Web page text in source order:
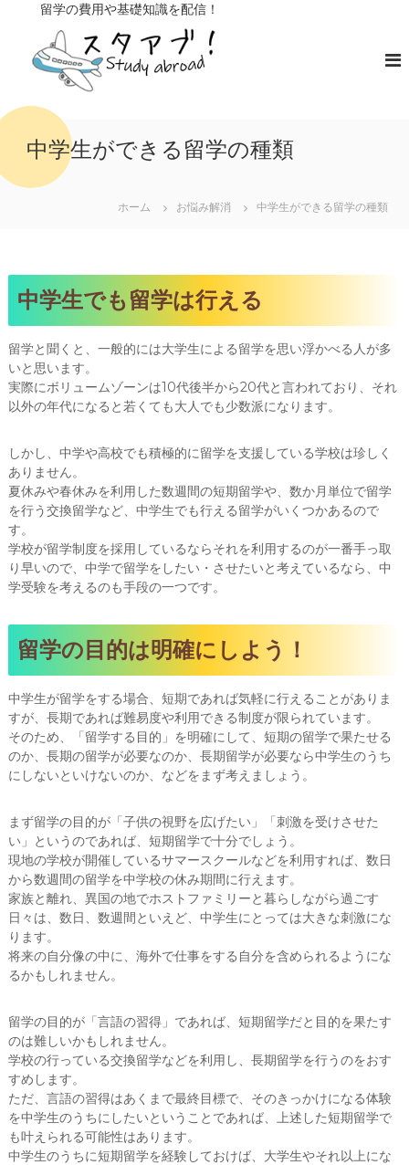
ス
プ
留学の費用や基礎知識を配信！
礎
知
配
中学生ができる留学の種類
ホーム お悩み解消 中学生ができる留学の種類
中学生でも留学は行える
留学と聞くと、一般的には大学生による留学を思い浮かべる人が多
いと思います。
実際にボリュームゾーンは10代後半から20代と言われており、それ
以外の年代になると若くても大人でも少数派になります。
しかし、中学や高校でも積極的に留学を支援している学校は珍しく
ありません。
夏休みや春休みを利用した数週間の短期留学や、数か月単位で留学
を行う交換留学など、中学生でも行える留学がいくつかあるので
す。
学校が留学制度を採用しているならそれを利用するのが一番手っ取
り早いので、中学で留学をしたい・させたいと考えているなら、中
学受験を考えるのも手段の一つです。
留学の目的は明確にしよう！
中学生が留学をする場合、短期であれば気軽に行えることがありま
すが、長期であれば難易度や利用できる制度が限られています。
そのため、「留学する目的」を明確にして、短期の留学で果たせる
のか、長期の留学が必要なのか、長期留学が必要なら中学生のうち
にしないといけないのか、などをまず考えましょう。
まず留学の目的が「子供の視野を広げたい」「刺激を受けさせた
い」というのであれば、短期留学で十分でしょう。
現地の学校が開催しているサマースクールなどを利用すれば、数日
から数週間の留学を中学校の休み期間に行えます。
家族と離れ、異国の地でホストファミリーと暮らしながら過ごす
日々は、数日、数週間といえど、中学生にとっては大きな刺激にな
ります。
将来の自分像の中に、海外で仕事をする自分を含められるようにな
るかもしれません。
留学の目的が「言語の習得」であれば、短期留学だと目的を果たす
のは難しいかもしれません。
学校の行っている交換留学などを利用し、長期留学を行うのをおす
すめします。
ただ、言語の習得はあくまで最終目標で、そのきっかけになる体験
を中学生のうちにしたいということであれば、上述した短期留学で
も叶えられる可能性はあります。
中学生のうちに短期留学を経験しておけば、大学生やそれ以上にな